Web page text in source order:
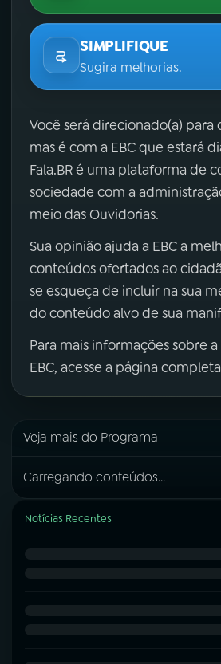
SIMPLIFIQUE
Sugira melhorias.
Você será direcionado(a) para
mas é com a EBC que estará
Fala.BR é uma plataforma de
sociedade com a
meio das Ouvidorias.
Sua opinião ajuda a EBC a
conteúdos ofertados ao
se esqueça de incluir na sua
do conteúdo alvo de sua
Para mais informações sobre
EBC, acesse a página completa
Veja mais do Programa
Carregando conteúdos...
Notícias Recentes